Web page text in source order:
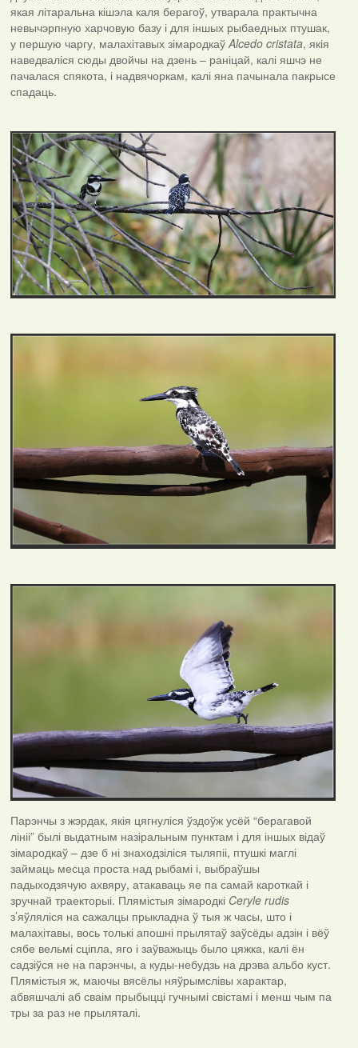
якая літаральна кішэла каля берагоў, утварала практычна
невычэрпную харчовую базу і для іншых рыбаедных птушак,
у першую чаргу, малахітавых зімародкаўAlcedo cristata, якія
наведваліся сюды двойчы на дзень – раніцай, калі яшчэ не
пачалася спякота, і надвячоркам, калі яна пачынала пакрысе
спадаць.
Парэнчы з жэрдак, якія цягнуліся ўздоўж усёй “берагавой
лініі” былі выдатным назіральным пунктам і для іншых відаў
зімародкаў – дзе б ні знаходзіліся тыляпіі, птушкі маглі
займаць месца проста над рыбамі і, выбраўшы
падыходзячую ахвяру, атакаваць яе па самай кароткай і
зручнай траекторыі. Плямістыя зімародкі Ceryle rudis
з’яўляліся на сажалцы прыкладна ў тыя ж часы, што і
малахітавы, вось толькі апошні прылятаў заўсёды адзін і вёў
сябе вельмі сціпла, яго і заўважыць было цяжка, калі ён
садзіўся не на парэнчы, а куды-небудзь на дрэва альбо куст.
Плямістыя ж, маючы вясёлы няўрымслівы характар,
абвяшчалі аб сваім прыбыцці гучнымі свістамі і менш чым па
тры за раз не прыляталі.